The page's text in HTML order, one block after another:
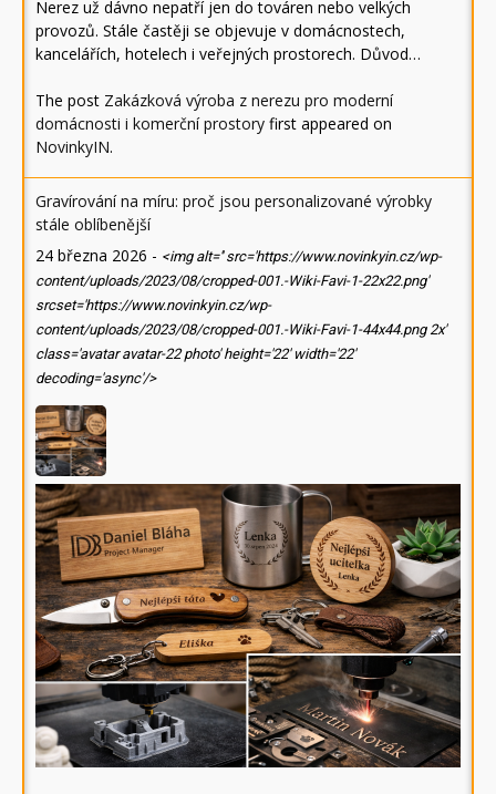
Nerez už dávno nepatří jen do továren nebo velkých
provozů. Stále častěji se objevuje v domácnostech,
kancelářích, hotelech i veřejných prostorech. Důvod…
The post Zakázková výroba z nerezu pro moderní
domácnosti i komerční prostory first appeared on
NovinkyIN.
Gravírování na míru: proč jsou personalizované výrobky
stále oblíbenější
24 března 2026 - <img alt='' src='https://www.novinkyin.cz/wp-
content/uploads/2023/08/cropped-001.-Wiki-Favi-1-22x22.png'
srcset='https://www.novinkyin.cz/wp-
content/uploads/2023/08/cropped-001.-Wiki-Favi-1-44x44.png 2x'
class='avatar avatar-22 photo' height='22' width='22'
decoding='async'/>